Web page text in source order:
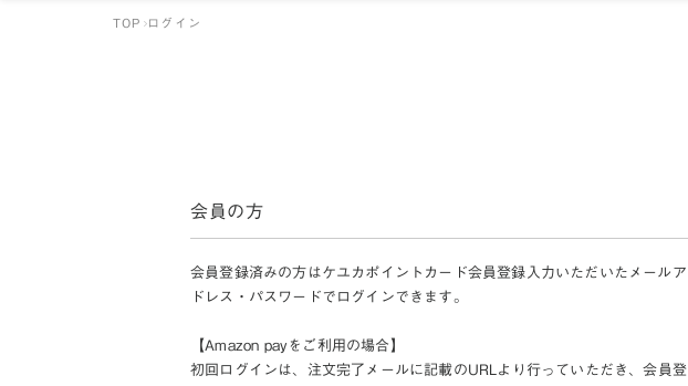
TOP ログイン
会員の方
会員登録済みの方はケユカポイントカード会員登録入力いただいたメールア
ドレス・パスワードでログインできます。
【Amazon payをご利用の場合】
初回ログインは、注文完了メールに記載のURLより行っていただき、会員登